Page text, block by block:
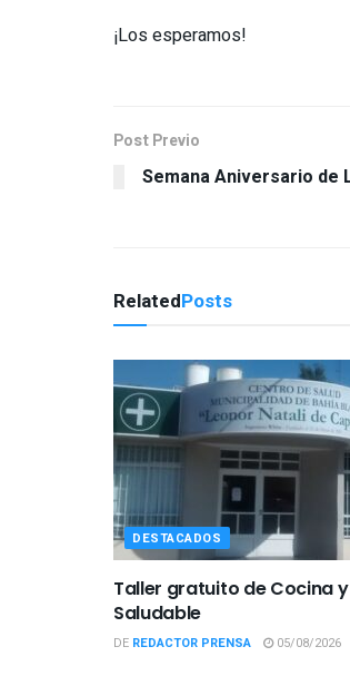
¡Los esperamos!
Post Previo
Semana Aniversario de
RelatedPosts
DESTACADOS
Taller gratuito de Cocina
Saludable
DE REDACTOR PRENSA 05/08/2026